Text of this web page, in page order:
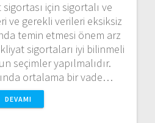
için sigortalı ve
ve gerekli verileri eksiksiz
temin etmesi önem arz
sigortaları iyi bilinmeli
seçimler yapılmalıdır.
ortalama bir vade…
DEVAMI